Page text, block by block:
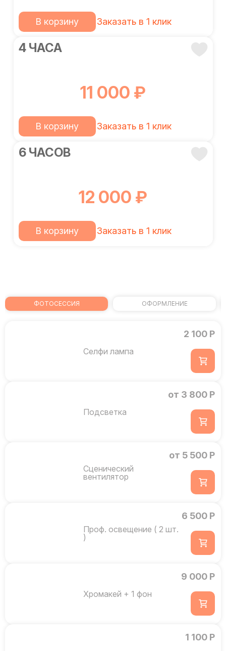
В корзину Заказать в 1 клик
4 ЧАСА
11 000 ₽
В корзину Заказать в 1 клик
6 ЧАСОВ
12 000 ₽
В корзину Заказать в 1 клик
ФОТОСЕССИЯ ОФОРМЛЕНИЕ
Селфи лампа
2 100 Р
Подсветка
от 3 800 Р
Сценический
вентилятор
от 5 500 Р
Проф. освещение ( 2 шт.
)
6 500 Р
Хромакей + 1 фон
9 000 Р
1 100 Р